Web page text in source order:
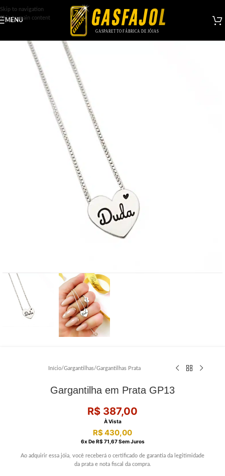
Skip to navigation
Skip to main content
MENU
Início/Gargantilhas/Gargantilhas Prata
Gargantilha em Prata GP13
R$ 387,00
À Vista
R$430,00
6X DeR$ 71,67Sem Juros
Ao adquirir essa jóia, você receberá o certificado de garantia da legitimidade
da prata e nota fiscal da compra.